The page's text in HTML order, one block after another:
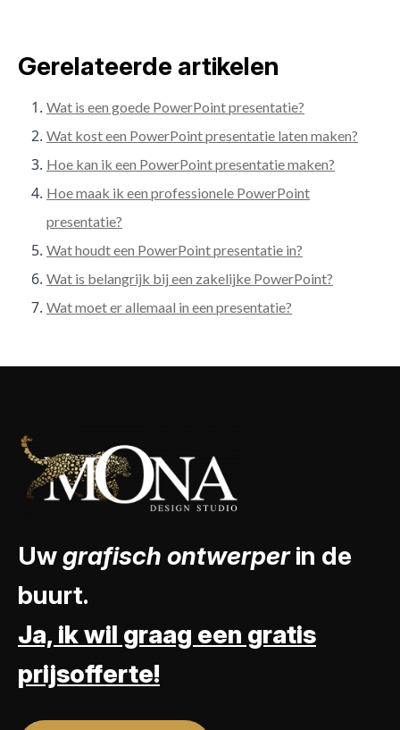
Gerelateerde artikelen
Wat is een goede PowerPoint presentatie?
Wat kost een PowerPoint presentatie laten maken?
Hoe kan ik een PowerPoint presentatie maken?
Hoe maak ik een professionele PowerPoint
presentatie?
Wat houdt een PowerPoint presentatie in?
Wat is belangrijk bij een zakelijke PowerPoint?
Wat moet er allemaal in een presentatie?
Uwgrafisch ontwerperin de
buurt.
Ja, ik wil graag een gratis
prijsofferte!